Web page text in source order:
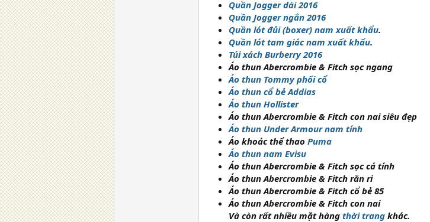
Quần Jogger dài 2016
Quần Jogger ngắn 2016
Quần lót đủi (boxer) nam xuất khẩu.
Quần lót tam giác nam xuất khẩu.
Túi xách Burberry 2016
Áo thun Abercrombie & Fitch sọc ngang
Áo thun Tommy phối cổ
Áo thun cổ bẻ Addias
Áo thun Hollister
Áo thun Abercrombie & Fitch con nai siêu đẹp
Áo thun Under Armour nam tính
Áo khoác thể thao Puma
Áo thun nam Evisu
Áo thun Abercrombie & Fitch sọc cá tính
Áo thun Abercrombie & Fitch rằn ri
Áo thun Abercrombie & Fitch cổ bẻ 85
Áo thun Abercrombie & Fitch con nai
Và còn rất nhiều mặt hàng thời trang khác.